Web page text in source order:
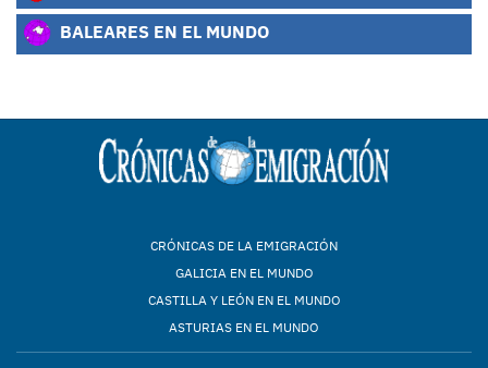
BALEARES EN EL MUNDO
CRÓNICAS DE LA EMIGRACIÓN
GALICIA EN EL MUNDO
CASTILLA Y LEÓN EN EL MUNDO
ASTURIAS EN EL MUNDO